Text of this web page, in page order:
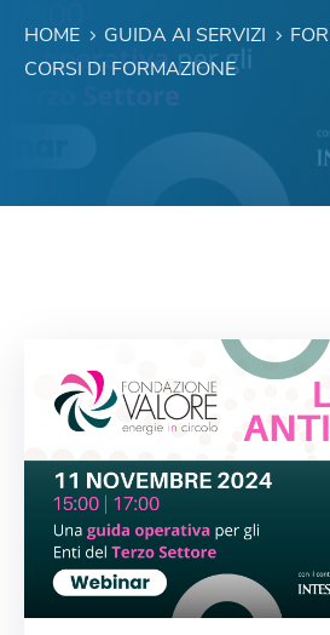
HOME GUIDA AI SERVIZI
CORSI DI FORMAZIONE